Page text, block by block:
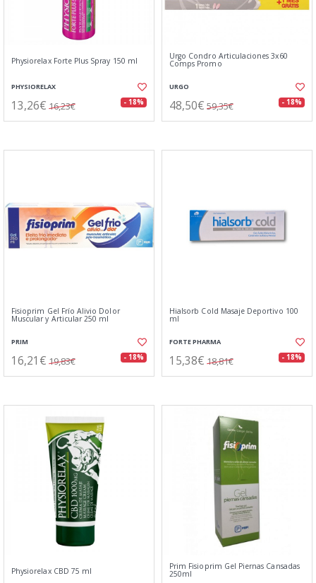
Physiorelax Forte Plus Spray 150 ml
PHYSIORELAX
13,26€ 16,23€ - 18%
Urgo Condro Articulaciones 3x60
Comps Promo
URGO
48,50€ 59,35€ - 18%
Fisioprim Gel Frío Alivio Dolor
Muscular y Articular 250 ml
PRIM
16,21€ 19,83€ - 18%
Hialsorb Cold Masaje Deportivo 100
ml
FORTE PHARMA
15,38€ 18,81€ - 18%
Physiorelax CBD 75 ml Prim Fisioprim Gel Piernas Cansadas
250ml